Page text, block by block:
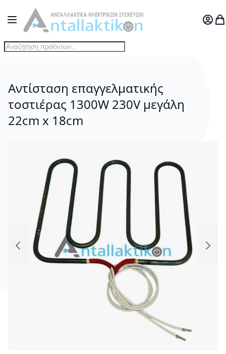
Μετάβαση στο περιεχόμενο
Toggle Nav
Ο
Αντίσταση επαγγελματικής
τοστιέρας 1300W 230V μεγάλη
22cm x 18cm